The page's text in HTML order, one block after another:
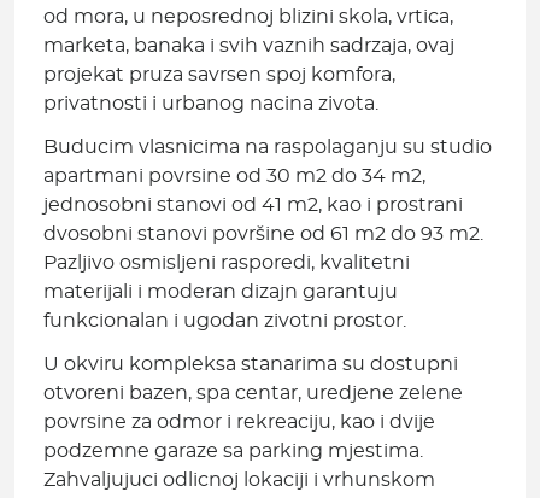
od mora, u neposrednoj blizini skola, vrtica,
marketa, banaka i svih vaznih sadrzaja, ovaj
projekat pruza savrsen spoj komfora,
privatnosti i urbanog nacina zivota.
Buducim vlasnicima na raspolaganju su studio
apartmani povrsine od 30 m2 do 34 m2,
jednosobni stanovi od 41 m2, kao i prostrani
dvosobni stanovi površine od 61 m2 do 93 m2.
Pazljivo osmisljeni rasporedi, kvalitetni
materijali i moderan dizajn garantuju
funkcionalan i ugodan zivotni prostor.
U okviru kompleksa stanarima su dostupni
otvoreni bazen, spa centar, uredjene zelene
povrsine za odmor i rekreaciju, kao i dvije
podzemne garaze sa parking mjestima.
Zahvaljujuci odlicnoj lokaciji i vrhunskom